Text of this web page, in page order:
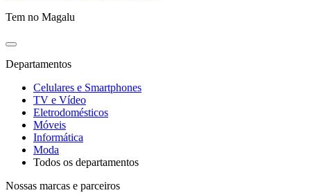
Tem no Magalu
Departamentos
Celulares e Smartphones
TV e Vídeo
Eletrodomésticos
Móveis
Informática
Moda
Todos os departamentos
Nossas marcas e parceiros